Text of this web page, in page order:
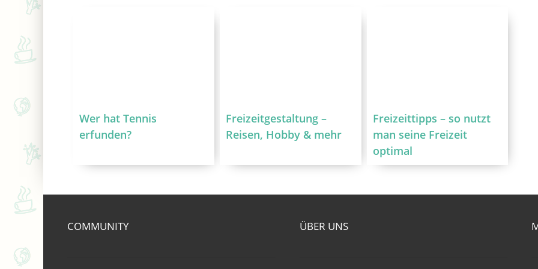
Wer hat Tennis
erfunden?
Freizeitgestaltung –
Reisen, Hobby & mehr
Freizeittipps – so nutzt
man seine Freizeit
optimal
COMMUNITY ÜBER UNS